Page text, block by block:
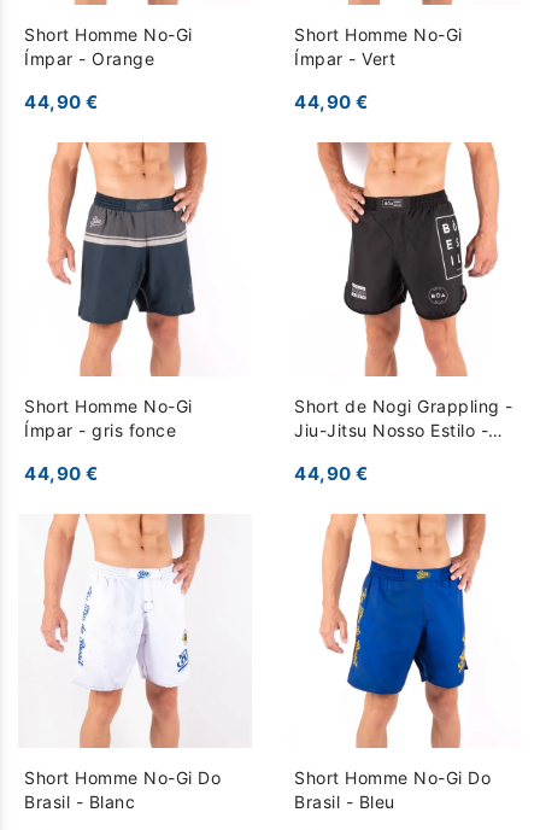
Short Homme No-Gi
Ímpar - Orange
44,90 €
Short Homme No-Gi
Ímpar - Vert
44,90 €
Short Homme No-Gi
Ímpar - gris fonce
44,90 €
Short de Nogi Grappling -
Jiu-Jitsu Nosso Estilo -
44,90 €
Short Homme No-Gi Do
Brasil - Blanc
Short Homme No-Gi Do
Brasil - Bleu